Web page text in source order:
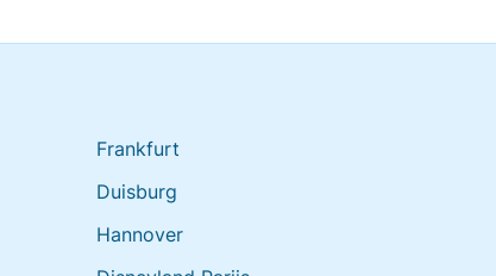
Frankfurt
Duisburg
Hannover